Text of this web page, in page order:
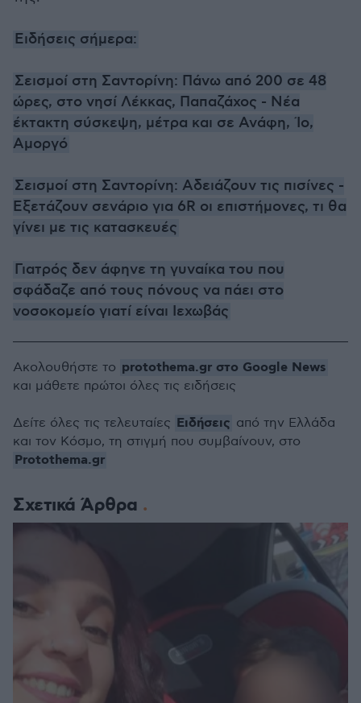
Ειδήσεις σήμερα:
Σεισμοί στη Σαντορίνη: Πάνω από 200 σε 48
ώρες, στο νησί Λέκκας, Παπαζάχος - Νέα
έκτακτη σύσκεψη, μέτρα και σε Ανάφη, Ίο,
Αμοργό
Σεισμοί στη Σαντορίνη: Αδειάζουν τις πισίνες -
Εξετάζουν σενάριο για 6R οι επιστήμονες, τι θα
γίνει με τις κατασκευές
Γιατρός δεν άφηνε τη γυναίκα του που
σφάδαζε από τους πόνους να πάει στο
νοσοκομείο γιατί είναι Ιεχωβάς
Σχετικά Άρθρα
Ακολουθήστε το protothema.gr στο Google News
και μάθετε πρώτοι όλες τις ειδήσεις
Δείτε όλες τις τελευταίες Ειδήσεις από την Ελλάδα
και τον Κόσμο, τη στιγμή που συμβαίνουν, στο
Protothema.gr